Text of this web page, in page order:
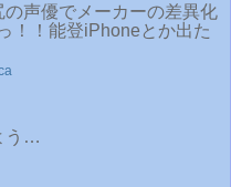
声優でメーカーの差異化
！！能登iPhoneとか出た
う…